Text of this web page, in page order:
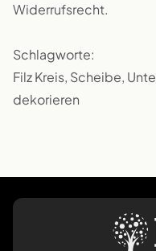
Widerrufsrecht.
Schlagworte:
Filz Kreis, Scheibe,
dekorieren